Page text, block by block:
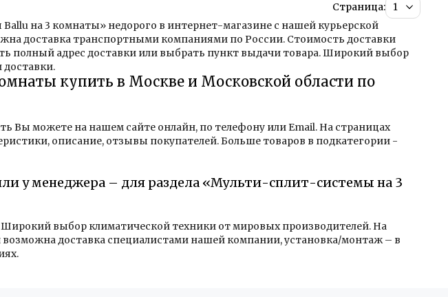
Страница:
на 3 комнаты» недорого в интернет-магазине с нашей курьерской
доставка транспортными компаниями по России. Стоимость доставки
полный адрес доставки или выбрать пункт выдачи товара. Широкий выбор
купить в Москве и Московской области по
Вы можете на нашем сайте онлайн, по телефону или Email. На страницах
описание, отзывы покупателей. Больше товаров в подкатегории -
у менеджера – для раздела «Мульти-сплит-системы на 3
Широкий выбор климатической техники от мировых производителей. На
доставка специалистами нашей компании, установка/монтаж – в